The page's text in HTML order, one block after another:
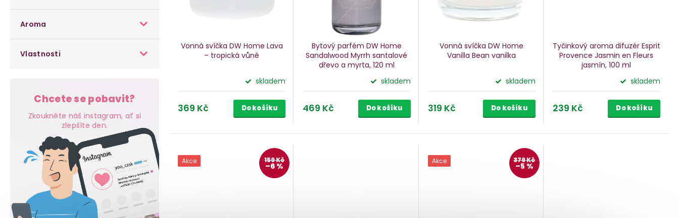
p
Aroma
Vlastnosti
Chcete se pobavit?
Zkoukněte náš instagram, ať si
zlepšíte den.
ů
Vonná svíčka DW Home Lava
– tropická vůně
skladem
369 Kč Do košíku
Bytový parfém DW Home
Sandalwood Myrrhsantalové
dřevo a myrta, 120 ml
skladem
469 Kč Do košíku
Vonná svíčka DW Home
Vanilla Beanvanilka
skladem
319 Kč Do košíku
Tyčinkový aroma difuzér Esprit
Provence Jasmin en Fleurs
jasmín, 100 ml
skladem
239 Kč Do košíku
Akce 159 Kč
–6 %
Akce 379 Kč
–5 %